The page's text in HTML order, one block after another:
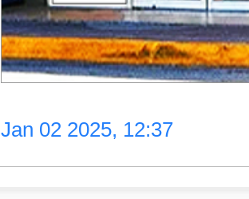
Jan 02 2025, 12:37